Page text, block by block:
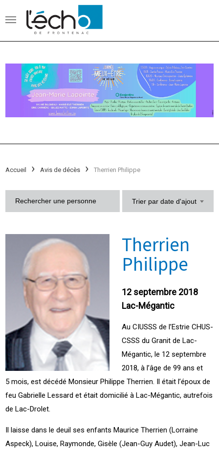
Accueil Avis de décès Therrien Philippe
Trier par date d'ajout
Therrien
Philippe
12 septembre 2018
Lac-Mégantic
Au CIUSSS de l’Estrie CHUS-
CSSS du Granit de Lac-
Mégantic, le 12 septembre
2018, à l’âge de 99 ans et
5 mois, est décédé Monsieur Philippe Therrien. Il était l’époux de
feu Gabrielle Lessard et était domicilié à Lac-Mégantic, autrefois
de Lac-Drolet.
Il laisse dans le deuil ses enfants Maurice Therrien (Lorraine
Aspeck), Louise, Raymonde, Gisèle (Jean-Guy Audet), Jean-Luc